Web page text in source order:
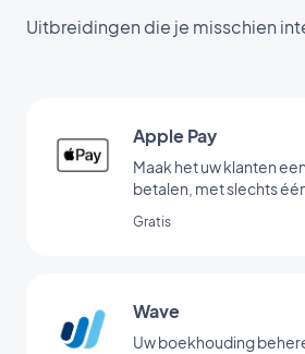
Uitbreidingen die je misschien
Apple Pay
Maak het uw klanten
betalen, met slechts
Gratis
Wave
Uw boekhouding